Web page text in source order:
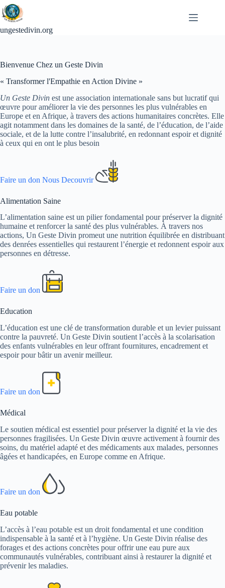
Passer
au
contenu
ungestedivin.org
Bienvenue Chez un Geste Divin
« Transformer l'Empathie en Action Divine »
Un Geste Divin est une association internationale sans but lucratif qui
œuvre pour améliorer la vie des personnes les plus vulnérables en
Europe et en Afrique, à travers des actions humanitaires concrètes. Elle
agit notamment dans les domaines de la santé, de l’éducation, de l’aide
sociale, et de la lutte contre l’insalubrité, en redonnant espoir et dignité
à ceux qui en ont le plus besoin
Faire un don Nous Decouvrir
Alimentation Saine
L’alimentation saine est un pilier fondamental pour préserver la dignité
humaine et renforcer la santé des plus vulnérables. À travers nos
actions, Un Geste Divin promeut une nutrition équilibrée en distribuant
des denrées essentielles qui restaurent l’énergie et redonnent espoir aux
personnes en détresse.
Faire un don
Education
L’éducation est une clé de transformation durable et un levier puissant
contre la pauvreté. Un Geste Divin soutient l’accès à la scolarisation
des enfants vulnérables en leur offrant fournitures, encadrement et
espoir pour bâtir un avenir meilleur.
Faire un don
Médical
Le soutien médical est essentiel pour préserver la dignité et la vie des
personnes fragilisées. Un Geste Divin œuvre activement à fournir des
soins, du matériel adapté et des médicaments aux malades, personnes
âgées et handicapées, en Europe comme en Afrique.
Faire un don
Eau potable
L’accès à l’eau potable est un droit fondamental et une condition
indispensable à la santé et à l’hygiène. Un Geste Divin réalise des
forages et des actions concrètes pour offrir une eau pure aux
communautés vulnérables, contribuant ainsi à restaurer la dignité et
prévenir les maladies.